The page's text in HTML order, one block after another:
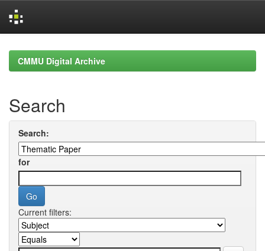
navigationCMMU Digital Archive
Search
Search:
for
Current filters: